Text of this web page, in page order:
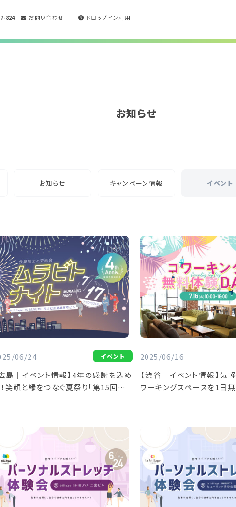
824 お問い合わせ ドロップイン利用
お知らせ
お知らせ キャンペーン情報 イベント
06/24 イベント
広島｜イベント情報】4年の感謝を込め
笑顔と縁をつなぐ夏祭り「第15回ムラ
2025/06/16
【渋谷｜イベント情報】気
ワーキングスペースを1日無